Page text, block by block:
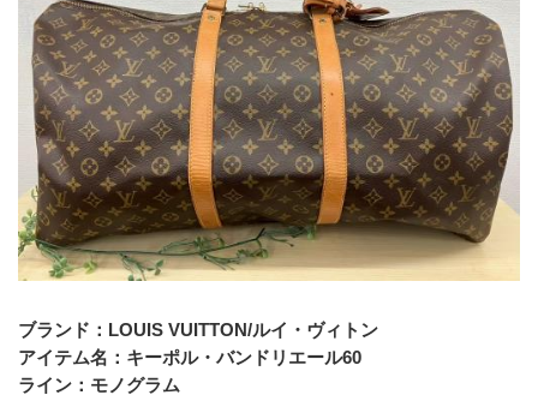
﻿ブランド：LOUIS VUITTON/ルイ・ヴィトン
アイテム名：キーポル・バンドリエール60
ライン：モノグラム